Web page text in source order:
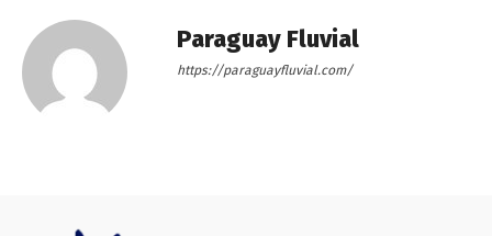
Paraguay Fluvial
https://paraguayfluvial.com/